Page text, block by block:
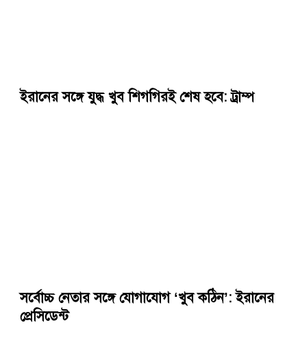
ইরানের সঙ্গে যুদ্ধ খুব শিগগিরই শেষ হবে: ট্রাম্প
সর্বোচ্চ নেতার সঙ্গে যোগাযোগ ‘খুব কঠিন’: ইরানের
প্রেসিডেন্ট